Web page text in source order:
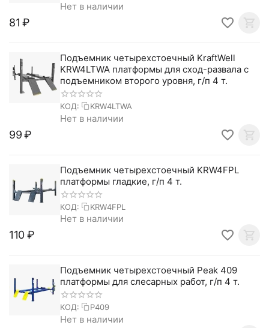
Нет в наличии
‍81‍ ₽
Подъемник четырехстоечный KraftWell
KRW4LTWA платформы для сход-развала с
подъемником второго уровня, г/п 4 т.
КОД: KRW4LTWA
Нет в наличии
‍99‍ ₽
Подъемник четырехстоечный KRW4FPL
платформы гладкие, г/п 4 т.
КОД: KRW4FPL
Нет в наличии
‍110‍₽
Подъемник четырехстоечный Peak 409
платформы для слесарных работ, г/п 4 т.
КОД: P409
Нет в наличии